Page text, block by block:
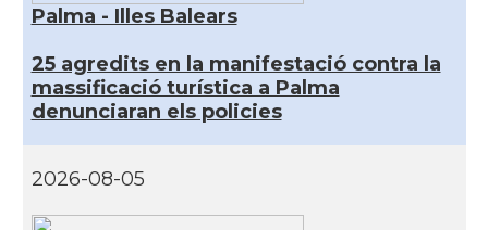
Palma - Illes Balears
25 agredits en la manifestació contra la
massificació turística a Palma
denunciaran els policies
2026-08-05